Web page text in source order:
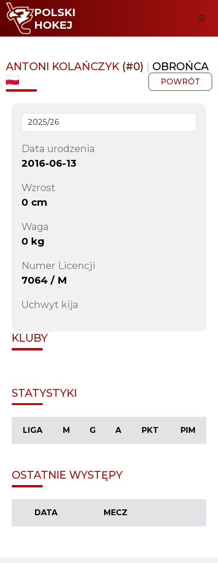
POLSKI
HOKEJ
ANTONI KOLAŃCZYK (#0) | OBROŃCA
POWRÓT
Data urodzenia
2016-06-13
Wzrost
0 cm
Waga
0 kg
Numer Licencji
7064 / M
Uchwyt kija
KLUBY
STATYSTYKI
LIGA M G A PKT PIM
OSTATNIE WYSTĘPY
DATA MECZ